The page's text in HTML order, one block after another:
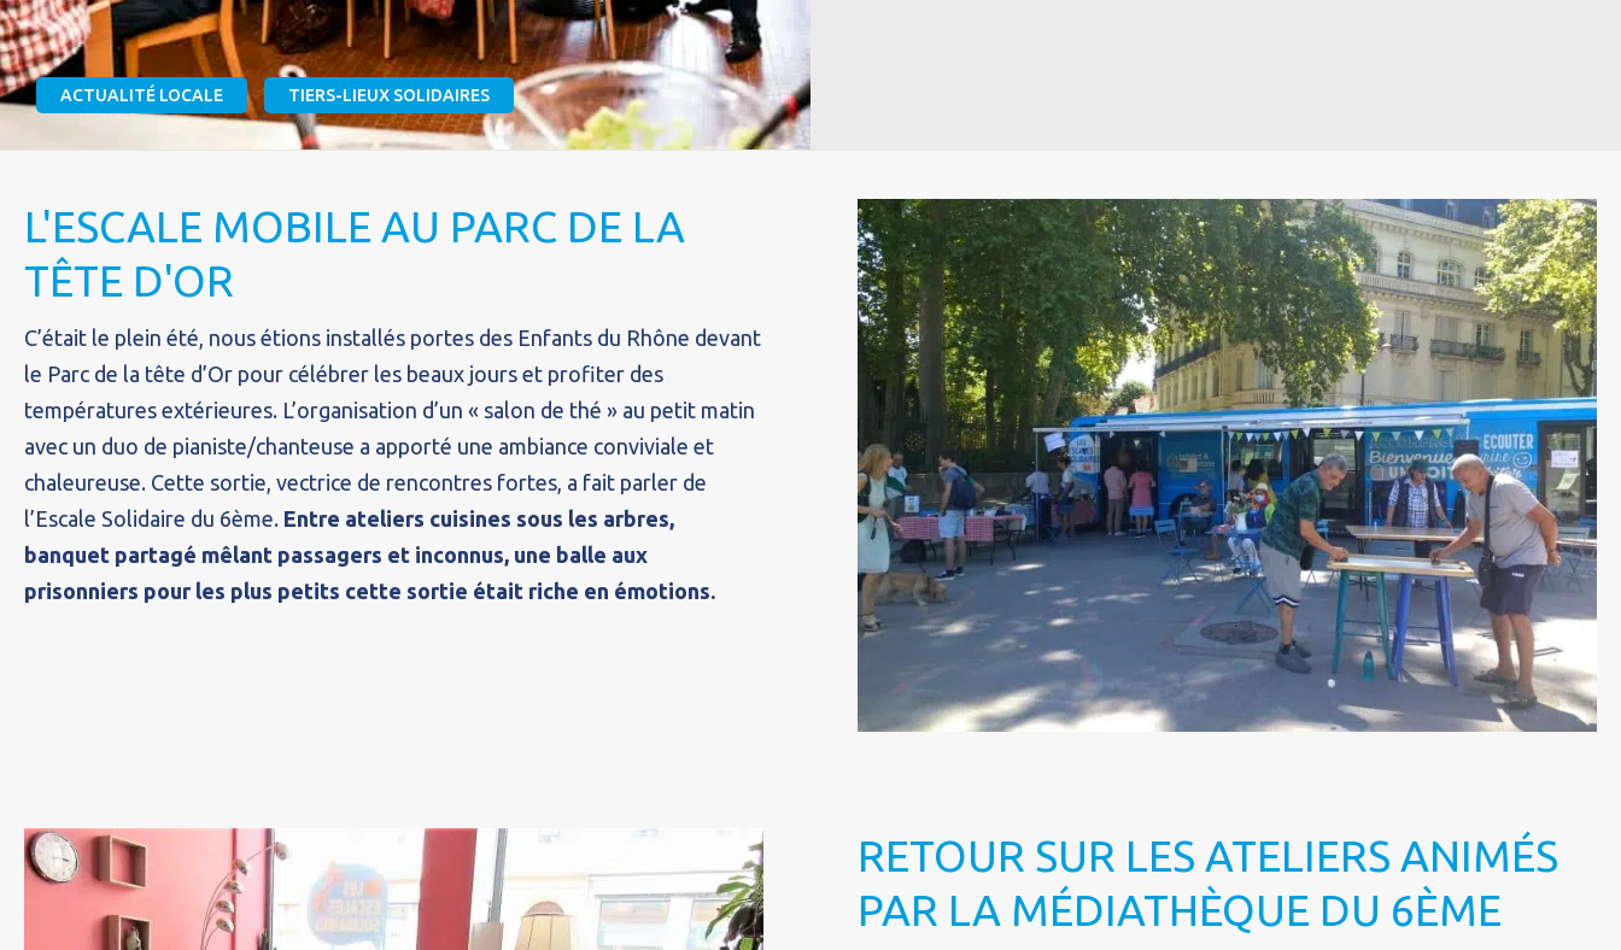
ACTUALITÉ LOCALE TIERS-LIEUX SOLIDAIRES
L'ESCALE MOBILE AU PARC DE LA
TÊTE D'OR
C’était le plein été, nous étions installés portes des Enfants du Rhône devant
le Parc de la tête d’Or pour célébrer les beaux jours et profiter des
températures extérieures. L’organisation d’un « salon de thé » au petit matin
avec un duo de pianiste/chanteuse a apporté une ambiance conviviale et
chaleureuse. Cette sortie, vectrice de rencontres fortes, a fait parler de
l’Escale Solidaire du 6ème. Entre ateliers cuisines sous les arbres,
banquet partagé mêlant passagers et inconnus, une balle aux
prisonniers pour les plus petits cette sortie était riche en émotions.
RETOUR SUR LES ATELIERS ANIMÉS
PAR LA MÉDIATHÈQUE DU 6ÈME